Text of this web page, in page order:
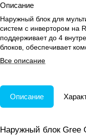
Описание
Наружный блок для
систем с инвертором на
поддерживает до 4
блоков, обеспечивает
больших помещениях и
пуск.
Все описание
Описание
Наружный блок Gree